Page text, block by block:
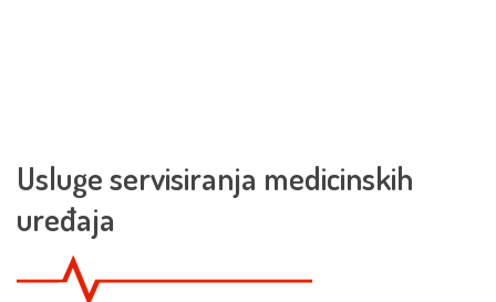
Usluge servisiranja medicinskih
uređaja